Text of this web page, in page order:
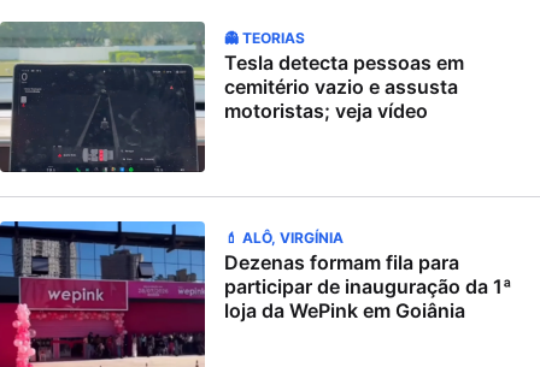
👻 TEORIAS
Tesla detecta pessoas em
cemitério vazio e assusta
motoristas; veja vídeo
💄 ALÔ, VIRGÍNIA
Dezenas formam fila para
participar de inauguração da 1ª
loja da WePink em Goiânia